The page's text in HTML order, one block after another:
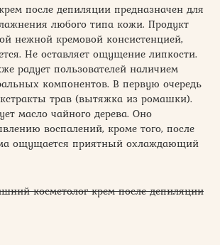
после депиляции предназначен для
любого типа кожи. Продукт
нежной кремовой консистенцией,
Не оставляет ощущение липкости.
радует пользователей наличием
компонентов. В первую очередь
трав (вытяжка из ромашки).
масло чайного дерева. Оно
воспалений, кроме того, после
ощущается приятный охлаждающий
косметолог крем после депиляции